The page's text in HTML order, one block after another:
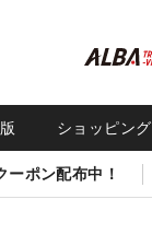
ショッピング
ーポン配布中！